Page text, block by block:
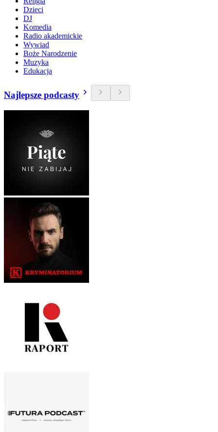
Dzieci
DJ
Komedia
Radio akademickie
Wywiad
Boże Narodzenie
Muzyka
Edukacja
Najlepsze podcasty